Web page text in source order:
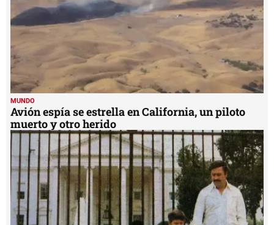
MUNDO
Avión espía se estrella en California, un piloto
muerto y otro herido